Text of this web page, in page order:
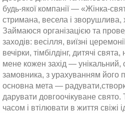
будь-якої компанії — «Жінка-
стримана, весела і зворушлива,
Займаюся організацією та
заходів: весілля, виїзні
вечірки, тімбілдінг, дитячі
мене кожен захід — унікальний,
замовника, з урахуванням його
основна мета —
дарувати довгоочікуване
часом і втілювати в життя свіжі